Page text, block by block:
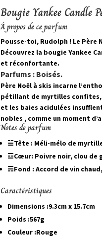
Bougie Yankee Candle
À propos de ce parfum
Pousse-toi, Rudolph ! Le
Découvrez la bougie Yankee
et réconfortante.
Parfums : Boisés.
Père Noël à skis incarne
pétillant de myrtilles confites,
et les baies acidulées
nobles , comme un moment
Notes de parfum
☱Tête : Méli-mélo de
☲Cœur: Poivre noir, clou de
☴Fond : Accord de vin
Caractéristiques
Dimensions :9.3cm x 15.7cm
Poids :567g
Couleur :Rouge